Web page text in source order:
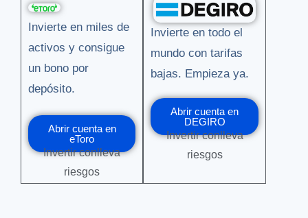
Invierte en miles de
activos y consigue
un bono por
depósito.
Abrir cuenta en
eToro
Invertir conlleva
riesgos
Invierte en todo el
mundo con tarifas
bajas. Empieza ya.
Abrir cuenta en
DEGIRO
Invertir conlleva
riesgos